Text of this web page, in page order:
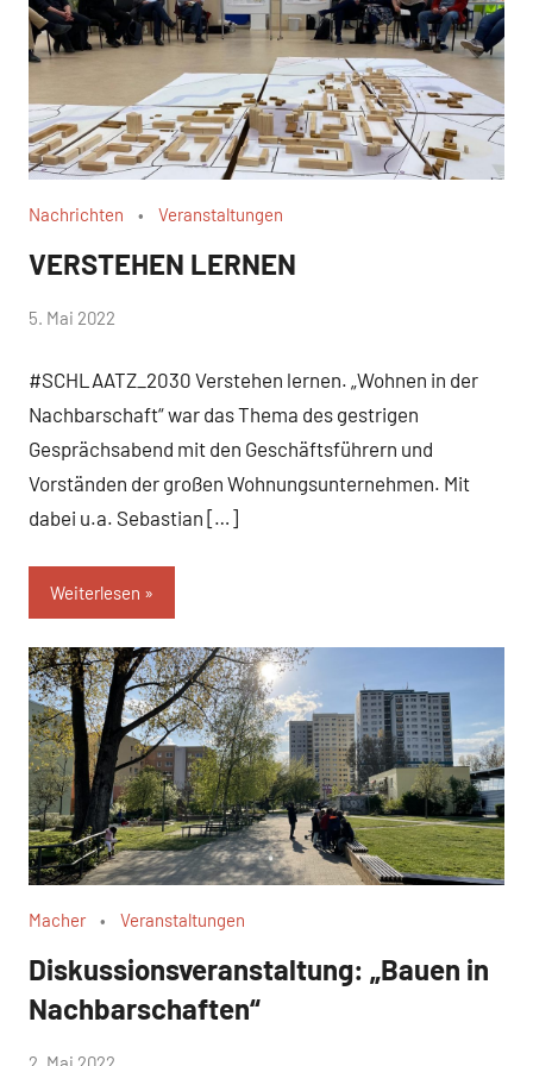
Nachrichten Veranstaltungen
VERSTEHEN LERNEN
von
5. Mai 2022
#SCHLAATZ_2030 Verstehen lernen. „Wohnen in der
Nachbarschaft“ war das Thema des gestrigen
Gesprächsabend mit den Geschäftsführern und
Vorständen der großen Wohnungsunternehmen. Mit
dabei u.a. Sebastian […]
Weiterlesen
Macher Veranstaltungen
Diskussionsveranstaltung: „Bauen in
Nachbarschaften“